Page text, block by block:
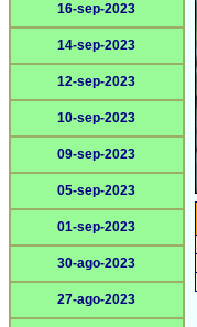
16-sep-2023
14-sep-2023
12-sep-2023
10-sep-2023
09-sep-2023
05-sep-2023
01-sep-2023
30-ago-2023
27-ago-2023